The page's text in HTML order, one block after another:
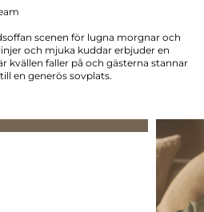
scenen för lugna morgnar och
och mjuka kuddar erbjuder en
kvällen faller på och gästerna stannar
en generös sovplats.